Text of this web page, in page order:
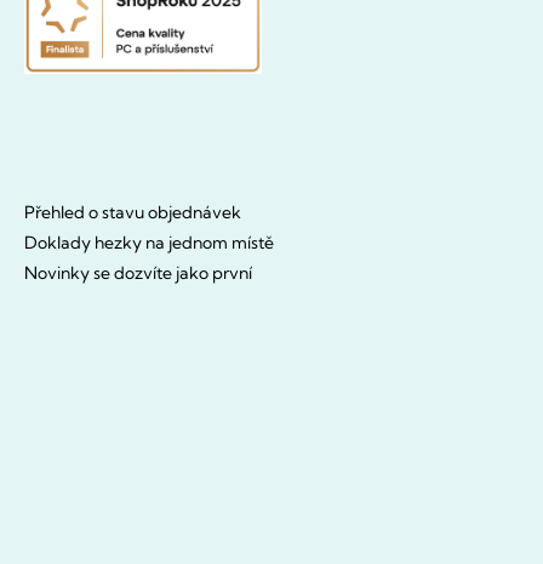
Přehled o stavu objednávek
Doklady hezky na jednom místě
Novinky se dozvíte jako první